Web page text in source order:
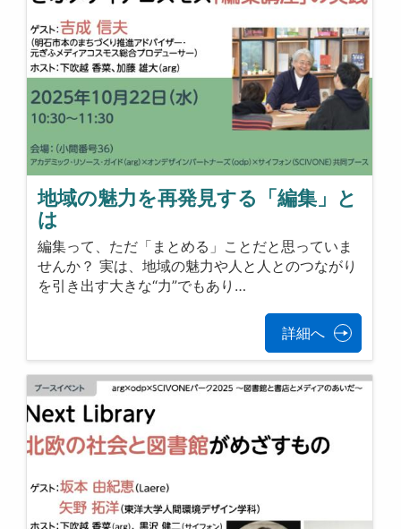
地域の魅力を再発見する「編集」と
は
編集って、ただ「まとめる」ことだと思っていま
せんか？ 実は、地域の魅力や人と人とのつながり
を引き出す大きな“力”でもあり…
詳細へ